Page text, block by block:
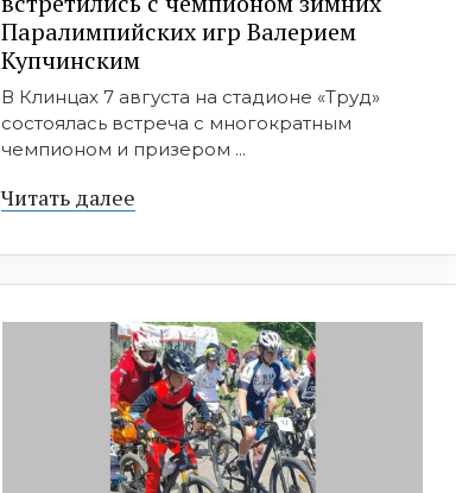
Паралимпийских игр Валерием
Купчинским
В Клинцах 7 августа на стадионе «Труд»
состоялась встреча с многократным
чемпионом и призером ...
Читать далее